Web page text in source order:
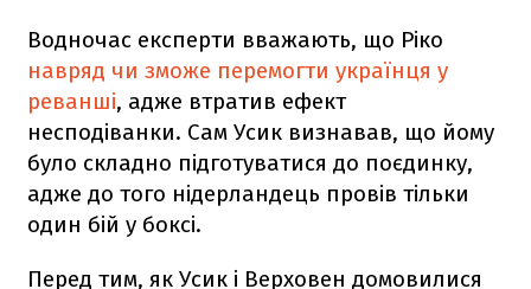
Водночас експерти вважають, що Ріко
навряд чи зможе перемогти українця у
реванші, адже втратив ефект
несподіванки. Сам Усик визнавав, що йому
було складно підготуватися до поєдинку,
адже до того нідерландець провів тільки
один бій у боксі.
Перед тим, як Усик і Верховен домовилися